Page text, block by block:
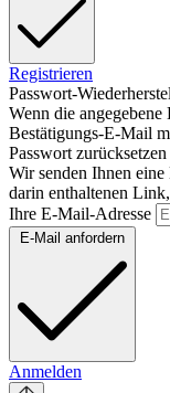
Registrieren
Passwort-
Wenn die
Bestätigungs-E-Mail
Passwort
Wir senden Ihnen
darin enthaltenen
Ihre E-Mail-Adresse
E-Mail anfordern
Anmelden